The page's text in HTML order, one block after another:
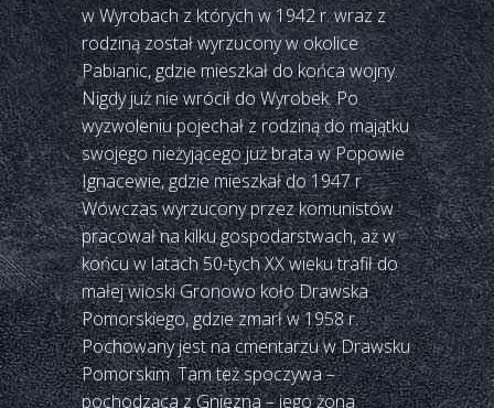
w Wyrobach z których w 1942 r. wraz z
rodziną został wyrzucony w okolice
Pabianic, gdzie mieszkał do końca wojny.
Nigdy już nie wrócił do Wyrobek. Po
wyzwoleniu pojechał z rodziną do majątku
swojego nieżyjącego już brata w Popowie
Ignacewie, gdzie mieszkał do 1947 r.
Wówczas wyrzucony przez komunistów
pracował na kilku gospodarstwach, aż w
końcu w latach 50-tych XX wieku trafił do
małej wioski Gronowo koło Drawska
Pomorskiego, gdzie zmarł w 1958 r.
Pochowany jest na cmentarzu w Drawsku
Pomorskim. Tam też spoczywa –
pochodząca z Gniezna – jego żona